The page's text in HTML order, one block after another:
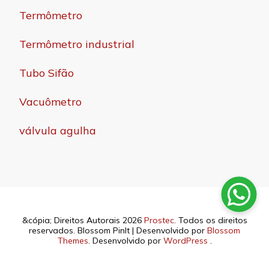
Termômetro
Termômetro industrial
Tubo Sifão
Vacuômetro
válvula agulha
&cópia; Direitos Autorais 2026 Prostec. Todos os direitos
reservados. Blossom PinIt | Desenvolvido por Blossom
Themes. Desenvolvido por WordPress .